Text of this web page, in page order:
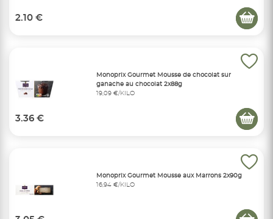
2.10 €
Monoprix Gourmet Mousse de chocolat sur
ganache au chocolat 2x88g
19,09 €/KILO
3.36 €
Monoprix Gourmet Mousse aux Marrons 2x90g
16,94 €/KILO